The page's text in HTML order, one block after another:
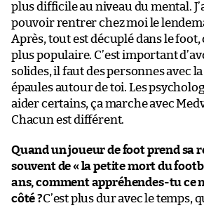
plus difficile au niveau du mental.
pouvoir rentrer chez moi le
Après, tout est décuplé dans le foot,
plus populaire. C’est important
solides, il faut des personnes avec
épaules autour de toi. Les
aider certains, ça marche avec
Chacun est différent.
Quand un joueur de foot prend sa
souvent de « la petite mort du
ans, comment appréhendes-tu ce
côté ?C’est plus dur avec le temps,